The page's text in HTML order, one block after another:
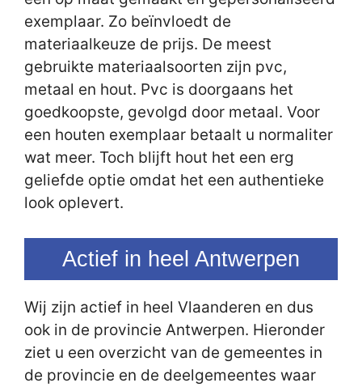
exemplaar. Zo beïnvloedt de
materiaalkeuze de prijs. De meest
gebruikte materiaalsoorten zijn pvc,
metaal en hout. Pvc is doorgaans het
goedkoopste, gevolgd door metaal. Voor
een houten exemplaar betaalt u normaliter
wat meer. Toch blijft hout het een erg
geliefde optie omdat het een authentieke
look oplevert.
Actief in heel Antwerpen
Wij zijn actief in heel Vlaanderen en dus
ook in de provincie Antwerpen. Hieronder
ziet u een overzicht van de gemeentes in
de provincie en de deelgemeentes waar